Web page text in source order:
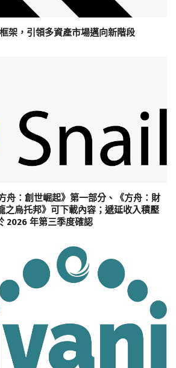
架，引領多資產市場邁向新階段
舟：創世崛起》第一部分、《方舟：財
之烏托邦》可下載內容；遞延收入積壓
2026 年第三季度確認